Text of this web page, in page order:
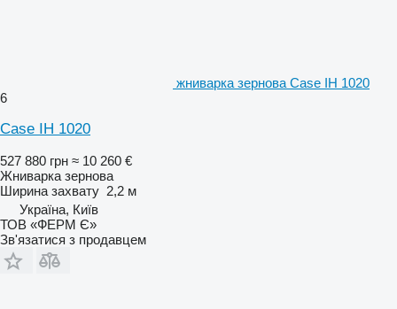
жниварка зернова Case IH 1020
6
Case IH 1020
527 880 грн ≈ 10 260 €
Жниварка зернова
Ширина захвату 2,2 м
Україна, Київ
ТОВ «ФЕРМ Є»
Зв'язатися з продавцем